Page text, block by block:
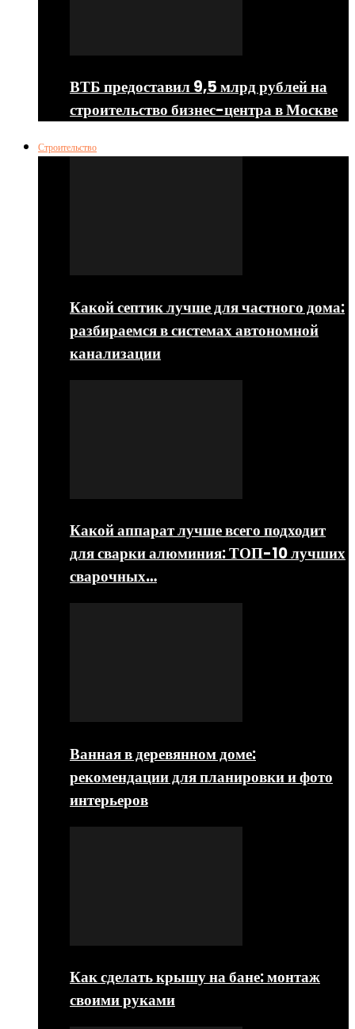
ВТБ предоставил 9,5 млрд рублей на
строительство бизнес-центра в Москве
Строительство
Какой септик лучше для частного дома:
разбираемся в системах автономной
канализации
Какой аппарат лучше всего подходит
для сварки алюминия: ТОП-10 лучших
сварочных…
Ванная в деревянном доме:
рекомендации для планировки и фото
интерьеров
Как сделать крышу на бане: монтаж
своими руками